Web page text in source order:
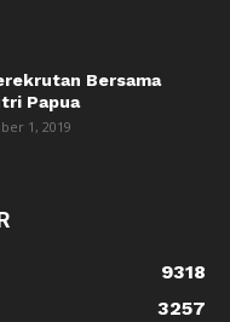
Bersama
Papua
1, 2019
9318
3257